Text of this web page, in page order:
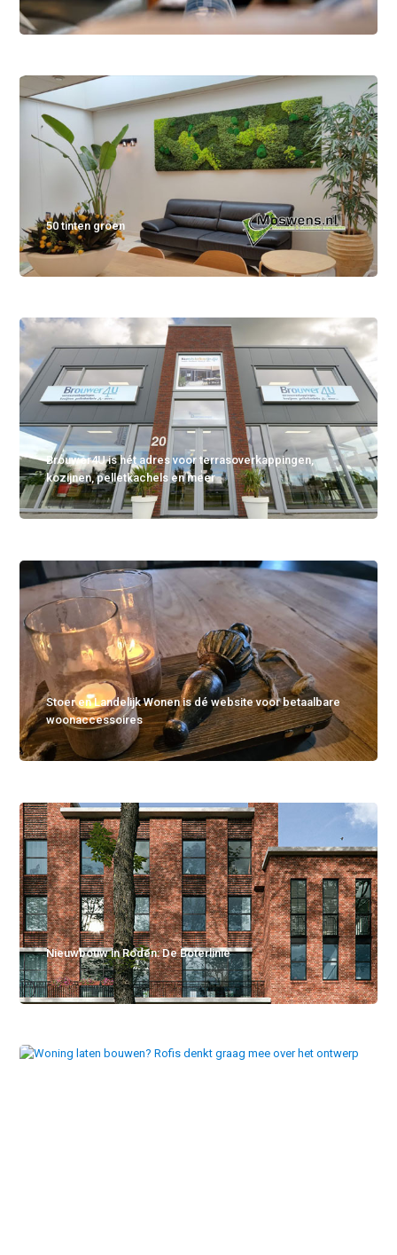
50 tinten groen
Brouwer4U is hét adres voor terrasoverkappingen,
kozijnen, pelletkachels en meer
Stoer en Landelijk Wonen is dé website voor betaalbare
woonaccessoires
Nieuwbouw in Roden: De Boterlinie